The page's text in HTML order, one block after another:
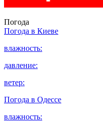
Погода
Погода в Киеве
влажность:
давление:
ветер:
Погода в Одессе
влажность: